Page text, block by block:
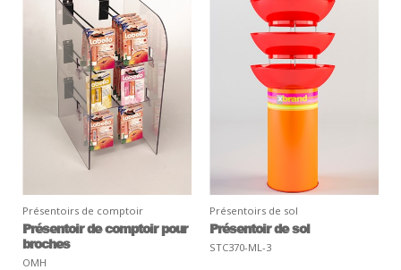
Présentoirs de comptoir
Présentoir de comptoir pour
broches
OMH
Présentoirs de sol
Présentoir de sol
STC370-ML-3